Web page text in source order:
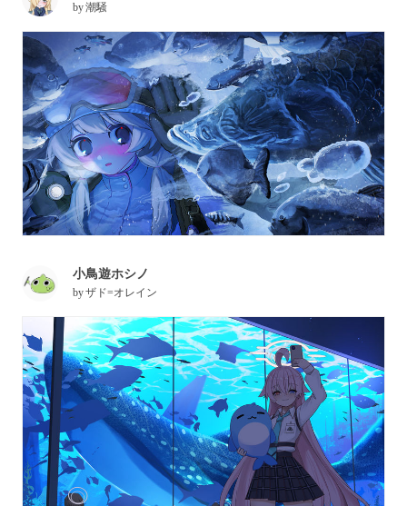
by潮騒
小鳥遊ホシノ
byザド=オレイン